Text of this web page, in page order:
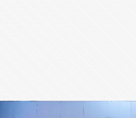
แฟชั่น
สุขภาพ
กีฬา
อาหาร, เครื่องดื่ม
ท่องเที่ยว
โรงแรม, ที่พัก